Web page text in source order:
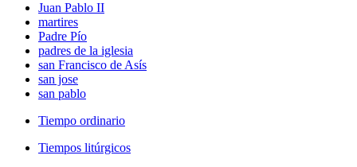
Juan Pablo II
martires
Padre Pío
padres de la iglesia
san Francisco de Asís
san jose
san pablo
Tiempo ordinario
Tiempos litúrgicos